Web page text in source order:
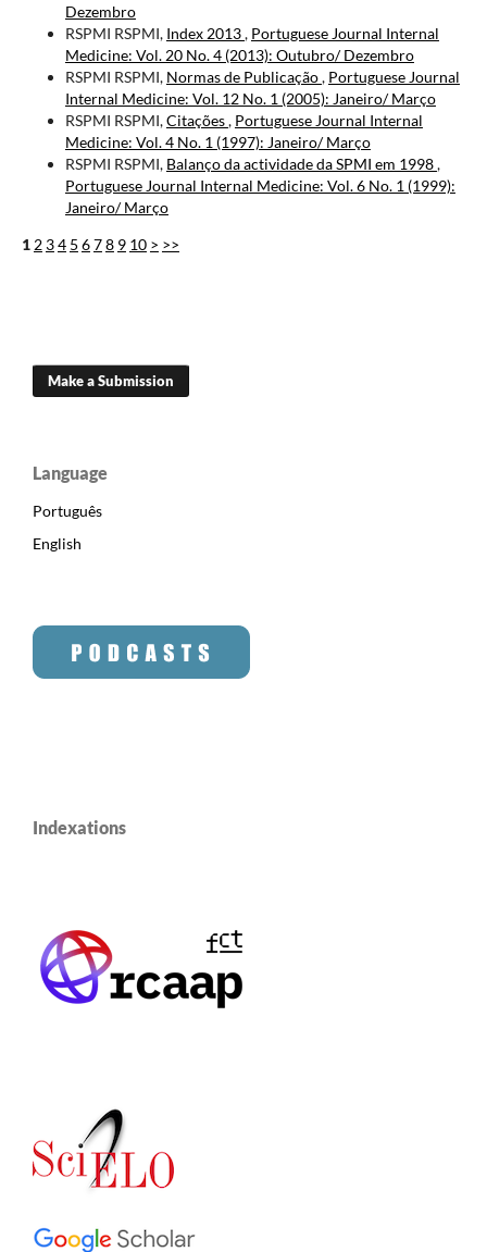
Dezembro
RSPMI RSPMI, Index 2013, Portuguese Journal Internal
Medicine: Vol. 20 No. 4 (2013): Outubro/ Dezembro
RSPMI RSPMI, Normas de Publicação, Portuguese Journal
Internal Medicine: Vol. 12 No. 1 (2005): Janeiro/ Março
RSPMI RSPMI,Citações, Portuguese Journal Internal
Medicine: Vol. 4 No. 1 (1997): Janeiro/ Março
RSPMI RSPMI, Balanço da actividade da SPMI em 1998,
Portuguese Journal Internal Medicine: Vol. 6 No. 1 (1999):
Janeiro/ Março
1 2 34 5 678 9 10 > >>
Make a Submission
Language
Português
English
Indexations